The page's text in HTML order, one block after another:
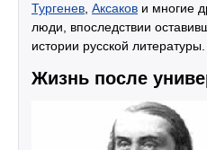
Тургенев Аксаков и многие
люди, впоследствии
истории русской литературы.
Жизнь после